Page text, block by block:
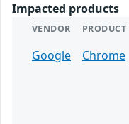
Impacted products
VENDOR PRODUCT
Google Chrome